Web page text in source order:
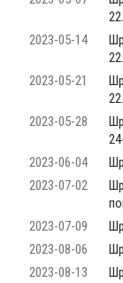
2023-05-14
2023-05-21
2023-05-28
2023-06-04
2023-07-02
2023-07-09
2023-08-06
2023-08-13